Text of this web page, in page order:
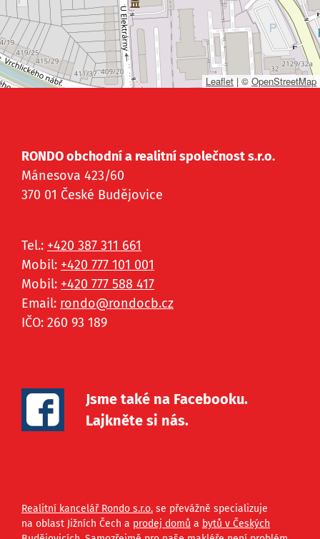
Leaflet | © OpenStreetMap
RONDO obchodní a realitní společnost s.r.o.
Mánesova 423/60
370 01 České Budějovice
Tel.: +420 387 311 661
Mobil: +420 777 101 001
Mobil: +420 777 588 417
Email: rondo@rondocb.cz
IČO: 260 93 189
Jsme také na Facebooku.
Lajkněte si nás.
Realitní kancelář Rondo s.r.o. se převážně specializuje
na oblast Jižních Čech a prodej domů a bytů v Českých